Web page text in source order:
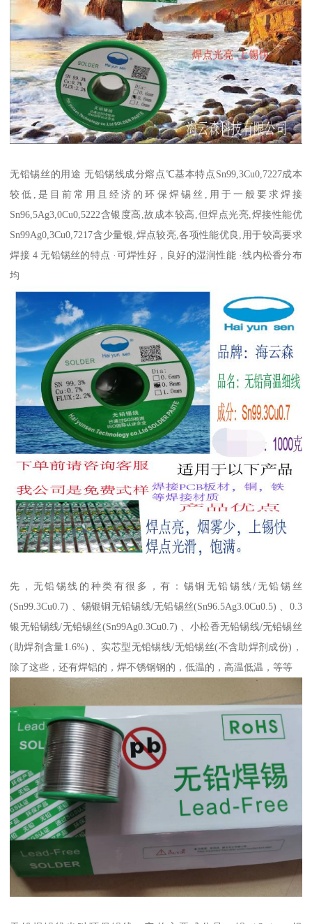
无铅锡丝的用途 无铅锡线成分熔点℃基本特点Sn99,3Cu0,7227成本
较低,是目前常用且经济的环保焊锡丝,用于一般要求焊接
Sn96,5Ag3,0Cu0,5222含银度高,故成本较高,但焊点光亮,焊接性能优
Sn99Ag0,3Cu0,7217含少量银,焊点较亮,各项性能优良,用于较高要求
焊接 4 无铅锡丝的特点 ·可焊性好，良好的湿润性能 ·线内松香分布
均
先，无铅锡线的种类有很多，有：锡铜无铅锡线/无铅锡丝
(Sn99.3Cu0.7) 、锡银铜无铅锡线/无铅锡丝(Sn96.5Ag3.0Cu0.5) 、0.3
银无铅锡线/无铅锡丝(Sn99Ag0.3Cu0.7) 、小松香无铅锡线/无铅锡丝
(助焊剂含量1.6%) 、实芯型无铅锡线/无铅锡丝(不含助焊剂成份)，
除了这些，还有焊铝的，焊不锈钢钢的，低温的，高温低温，等等